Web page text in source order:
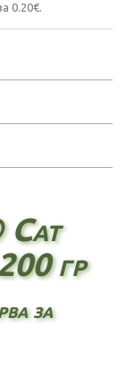
0.20€.
Cat
гр
за